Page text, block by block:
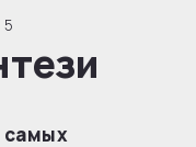
самых